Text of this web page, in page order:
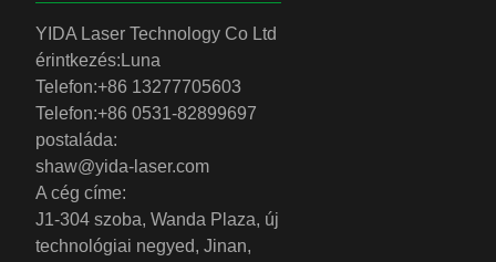
YIDA Laser Technology Co Ltd
érintkezés: Luna
Telefon:+86 13277705603
Telefon:+86 0531-82899697
postaláda:
shaw@yida-laser.com
A cég címe:
J1-304 szoba, Wanda Plaza, új
technológiai negyed, Jinan,